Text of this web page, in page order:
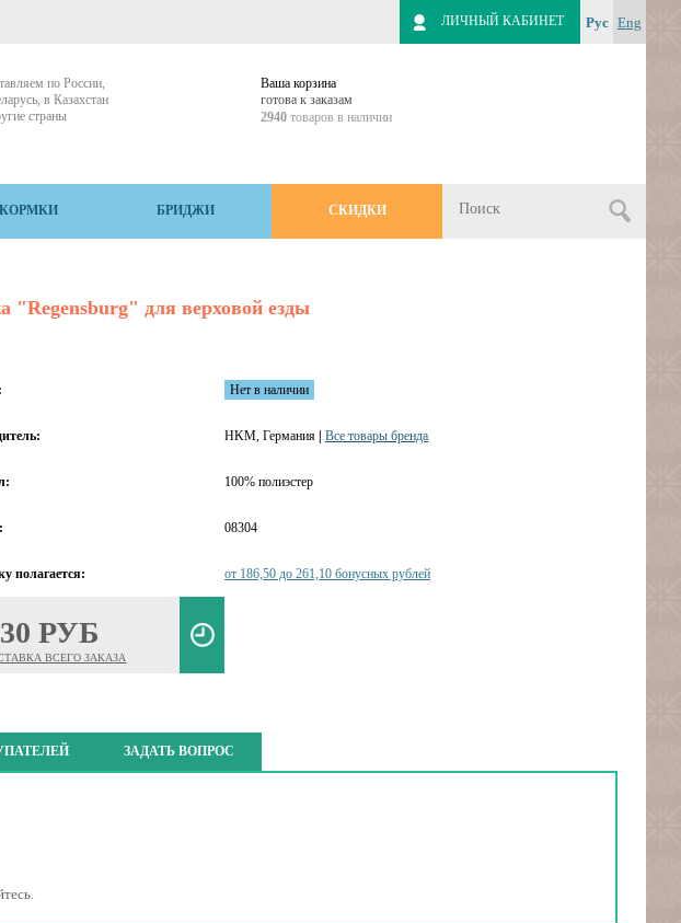
Рус Eng
ЛИЧНЫЙ КАБИНЕТ
по России,
в Казахстан
страны
Ваша корзина
готова к заказам
2940 товаров в наличии
БРИДЖИ СКИДКИ
"Regensburg" для верховой езды
Нет в наличии
HKM, Германия| Все товары бренда
100% полиэстер
08304
полагается: от 186,50 до 261,10 бонусных рублей
РУБ
ВСЕГО ЗАКАЗА
ЗАДАТЬ ВОПРОС